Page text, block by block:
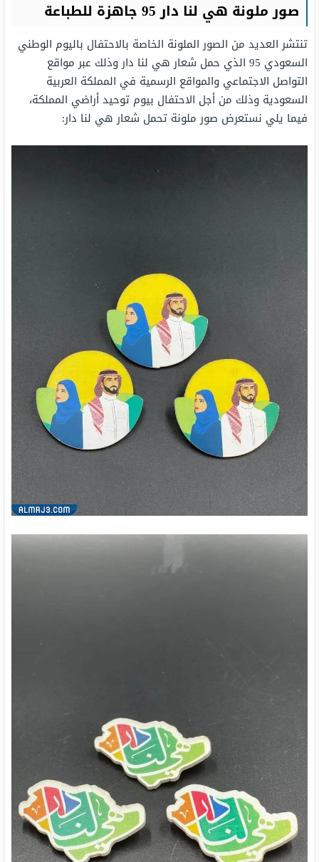
صور ملونة هي لنا دار 95 جاهزة للطباعة
تنتشر العديد من الصور الملونة الخاصة بالاحتفال باليوم الوطني
السعودي 95 الذي حمل شعار هي لنا دار وذلك عبر مواقع
التواصل الاجتماعي والمواقع الرسمية في المملكة العربية
السعودية وذلك من أجل الاحتفال بيوم توحيد أراضي المملكة،
فيما يلي نستعرض صور ملونة تحمل شعار هي لنا دار: